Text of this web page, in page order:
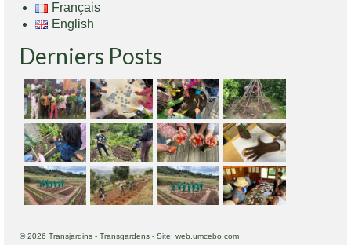
Français
English
Derniers Posts
© 2026 Transjardins - Transgardens - Site: web.umcebo.com